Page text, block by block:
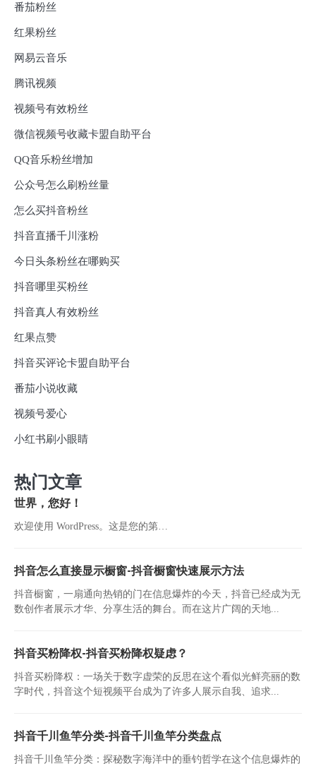
番茄粉丝
红果粉丝
网易云音乐
腾讯视频
视频号有效粉丝
微信视频号收藏卡盟自助平台
QQ音乐粉丝增加
公众号怎么刷粉丝量
怎么买抖音粉丝
抖音直播千川涨粉
今日头条粉丝在哪购买
抖音哪里买粉丝
抖音真人有效粉丝
红果点赞
抖音买评论卡盟自助平台
番茄小说收藏
视频号爱心
小红书刷小眼睛
热门文章
世界，您好！
欢迎使用 WordPress。这是您的第…
抖音怎么直接显示橱窗-抖音橱窗快速展示方法
抖音橱窗，一扇通向热销的门在信息爆炸的今天，抖音已经成为无
数创作者展示才华、分享生活的舞台。而在这片广阔的天地...
抖音买粉降权-抖音买粉降权疑虑？
抖音买粉降权：一场关于数字虚荣的反思在这个看似光鲜亮丽的数
字时代，抖音这个短视频平台成为了许多人展示自我、追求...
抖音千川鱼竿分类-抖音千川鱼竿分类盘点
抖音千川鱼竿分类：探秘数字海洋中的垂钓哲学在这个信息爆炸的